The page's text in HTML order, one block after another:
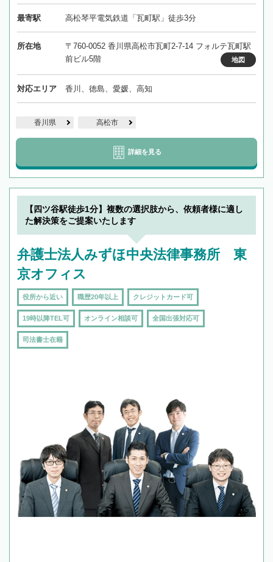
最寄駅 高松琴平電気鉄道「瓦町駅」徒歩3分
所在地
〒760-0052 香川県高松市瓦町2-7-14 フォルテ瓦町駅
前ビル5階
地図
対応エリア 香川、徳島、愛媛、高知
香川県 高松市
詳細を見る
【四ツ谷駅徒歩1分】複数の選択肢から、依頼者様に適し
た解決策をご提案いたします
弁護士法人みずほ中央法律事務所 東
京オフィス
役所から近い 職歴20年以上 クレジットカード可
19時以降TEL可 オンライン相談可 全国出張対応可
司法書士在籍